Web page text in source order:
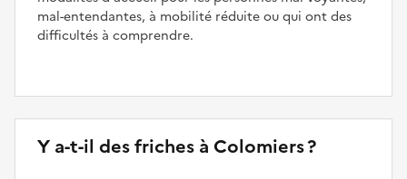
mal-entendantes, à mobilité réduite ou qui ont des
difficultés à comprendre.
Y a-t-il des friches à Colomiers ?